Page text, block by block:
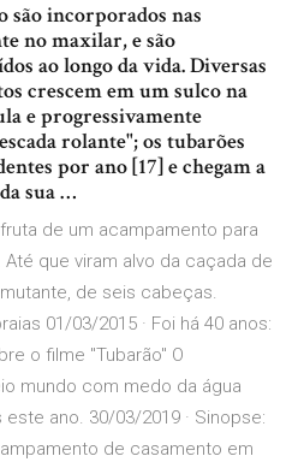
são incorporados nas
no maxilar, e são
ao longo da vida. Diversas
crescem em um sulco na
e progressivamente
rolante"; os tubarões
por ano [17] e chegam a
sua …
de um acampamento para
que viram alvo da caçada de
de seis cabeças.
01/03/2015 · Foi há 40 anos:
o filme "Tubarão" O
mundo com medo da água
ano. 30/03/2019 · Sinopse:
de casamento em